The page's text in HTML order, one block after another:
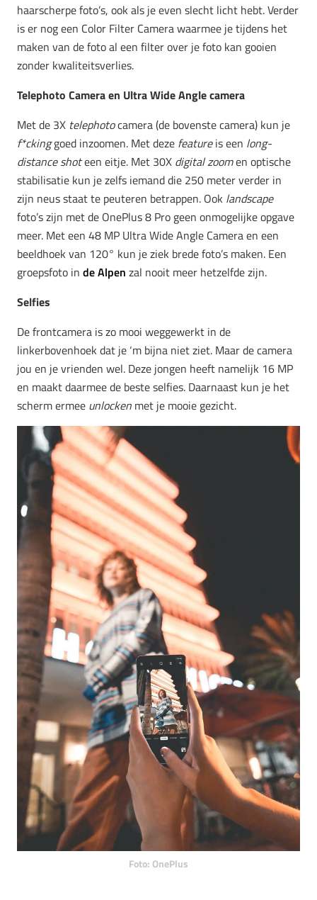
haarscherpe foto’s, ook als je even slecht licht hebt. Verder
is er nog een Color Filter Camera waarmee je tijdens het
maken van de foto al een filter over je foto kan gooien
zonder kwaliteitsverlies.
Telephoto Camera en Ultra Wide Angle camera
Met de 3X telephotocamera (de bovenste camera) kun je
f*ckinggoed inzoomen. Met deze featureis een long-
distance shoteen eitje. Met 30X digital zoomen optische
stabilisatie kun je zelfs iemand die 250 meter verder in
zijn neus staat te peuteren betrappen. Ook landscape
foto’s zijn met de OnePlus 8 Pro geen onmogelijke opgave
meer. Met een 48 MP Ultra Wide Angle Camera en een
beeldhoek van 120° kun je ziek brede foto’s maken. Een
groepsfoto in de Alpen zal nooit meer hetzelfde zijn.
Selfies
De frontcamera is zo mooi weggewerkt in de
linkerbovenhoek dat je ‘m bijna niet ziet. Maar de camera
jou en je vrienden wel. Deze jongen heeft namelijk 16 MP
en maakt daarmee de beste selfies. Daarnaast kun je het
scherm ermee unlocken met je mooie gezicht.
Foto: OnePlus